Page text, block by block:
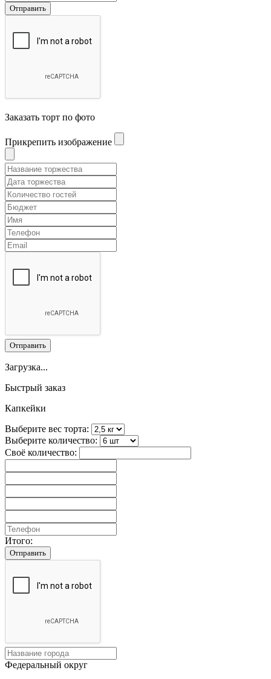
Отправить
Заказать торт по фото
Прикрепить изображение
Отправить
Загрузка...
Быстрый заказ
Капкейки
Выберите вес торта:
Выберите количество:
Своё количество:
Итого:
Отправить
Федеральный округ